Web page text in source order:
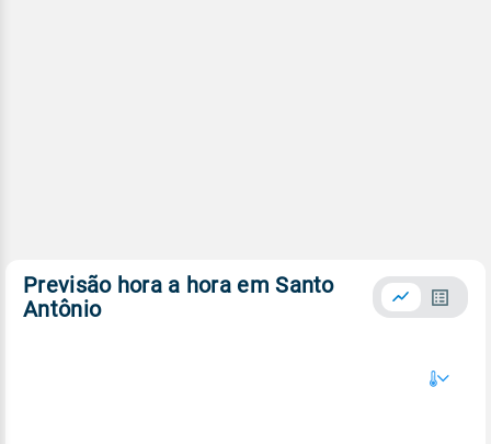
Previsão hora a hora em Santo
Antônio